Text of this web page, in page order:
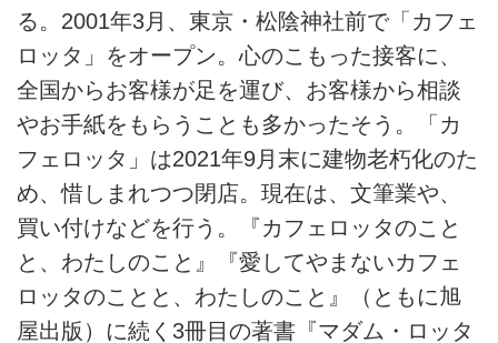
る。2001年3月、東京・松陰神社前で「カフェ
ロッタ」をオープン。心のこもった接客に、
全国からお客様が足を運び、お客様から相談
やお手紙をもらうことも多かったそう。「カ
フェロッタ」は2021年9月末に建物老朽化のた
め、惜しまれつつ閉店。現在は、文筆業や、
買い付けなどを行う。『カフェロッタのこと
と、わたしのこと』『愛してやまないカフェ
ロッタのことと、わたしのこと』（ともに旭
屋出版）に続く3冊目の著書『マダム・ロッタ